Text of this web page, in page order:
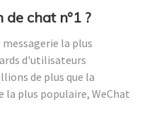
de chat n°1 ?
la plus
d'utilisateurs
de plus que la
la plus populaire, WeChat